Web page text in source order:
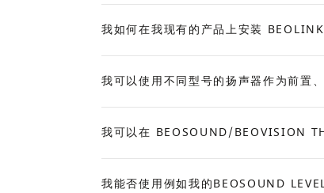
Expand
我如何在我现有的产品上安装
Expand
我可以使用不同型号的扬声器作为前置
Expand
我可以在 BEOSOUND/BEOVISION
Expand
我能否使用例如我的BEOSOUND